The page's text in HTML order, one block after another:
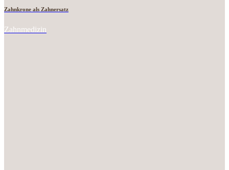
Zahnkrone als Zahnersatz
Zahnmedizin